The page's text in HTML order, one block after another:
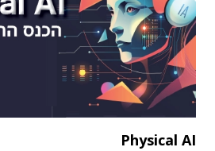
Physical AI